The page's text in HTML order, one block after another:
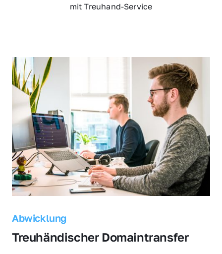
mit Treuhand-Service
Abwicklung
Treuhändischer Domaintransfer